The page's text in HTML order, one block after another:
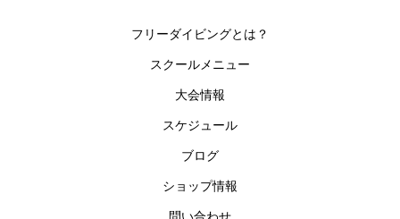
フリーダイビングとは？
スクールメニュー
大会情報
スケジュール
ブログ
ショップ情報